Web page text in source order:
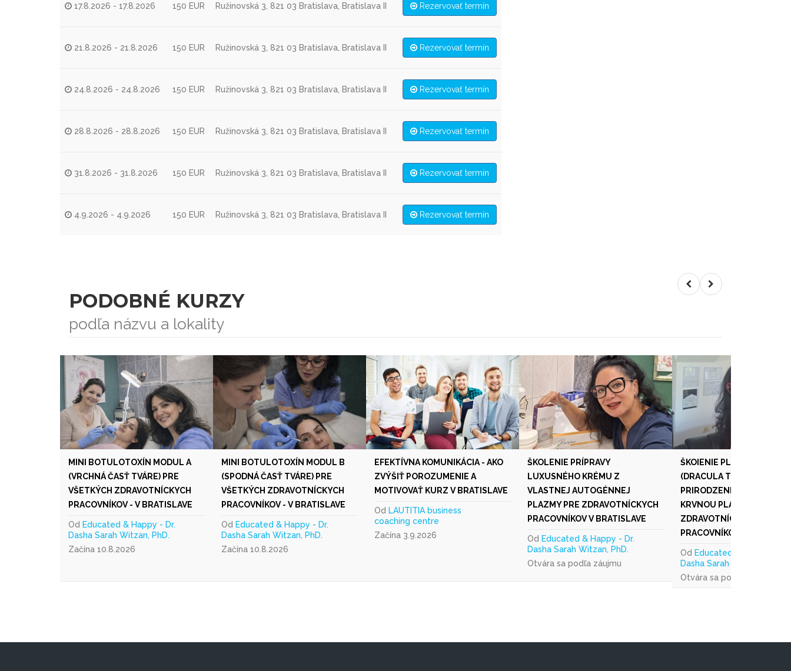
17.8.2026 - 17.8.2026 150 EUR Ružinovská 3, 821 03 Bratislava, Bratislava II Rezervovať termín
21.8.2026 - 21.8.2026 150 EUR Ružinovská 3, 821 03 Bratislava, Bratislava II Rezervovať termín
24.8.2026 - 24.8.2026 150 EUR Ružinovská 3, 821 03 Bratislava, Bratislava II Rezervovať termín
28.8.2026 - 28.8.2026 150 EUR Ružinovská 3, 821 03 Bratislava, Bratislava II Rezervovať termín
31.8.2026 - 31.8.2026 150 EUR Ružinovská 3, 821 03 Bratislava, Bratislava II Rezervovať termín
4.9.2026 - 4.9.2026 150 EUR Ružinovská 3, 821 03 Bratislava, Bratislava II Rezervovať termín
PODOBNÉ KURZY
podľa názvu a lokality
MINI BOTULOTOXÍN MODUL A
(VRCHNÁ ČASŤ TVÁRE) PRE
VŠETKÝCH ZDRAVOTNÍCKYCH
PRACOVNÍKOV - V BRATISLAVE
Od Educated & Happy - Dr.
Dasha Sarah Witzan, PhD.
Začína 10.8.2026
MINI BOTULOTOXÍN MODUL B
(SPODNÁ ČASŤ TVÁRE) PRE
VŠETKÝCH ZDRAVOTNÍCKYCH
PRACOVNÍKOV - V BRATISLAVE
Od Educated & Happy - Dr.
Dasha Sarah Witzan, PhD.
Začína 10.8.2026
EFEKTÍVNA KOMUNIKÁCIA - AKO
ZVÝŠIŤ POROZUMENIE A
MOTIVOVAŤ KURZ V BRATISLAVE
Od LAUTITIA business
coaching centre
Začína 3.9.2026
ŠKOLENIE PRÍPRAVY
LUXUSNÉHO KRÉMU Z
VLASTNEJ AUTOGÉNNEJ
PLAZMY PRE ZDRAVOTNÍCKYCH
PRACOVNÍKOV V BRATISLAVE
Od Educated & Happy - Dr.
Dasha Sarah Witzan, PhD.
Otvára sa podľa záujmu
ŠKOIENIE PLAZMATERAPIE
(DRACULA TERAPIA) -
PRIRODZENÉ OMLADENIE
KRVNOU PLAZMOU PRE
ZDRAVOTNÍCKYCH
PRACOVNÍKOV V
Od Educated & Happy - Dr.
Dasha Sarah Witzan, PhD.
Otvára sa podľa záujmu